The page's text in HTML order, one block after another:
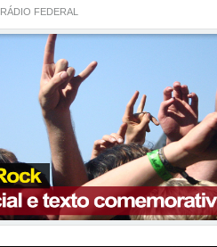
RÁDIO FEDERAL